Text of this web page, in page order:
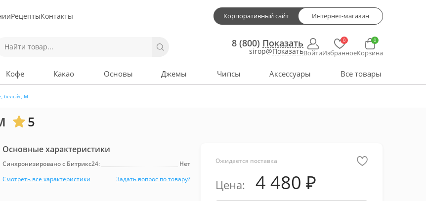
РецептыКонтакты Корпоративный сайт Интернет-магазин
8 (800) Показать
sirop@ПоказатьВойти
0
Избранное
0
Корзина
Кофе Какао Основы Джемы Чипсы Аксессуары Все товары
белый , М
5
Основные характеристики
Синхронизировано с Битрикс24:
Нет
Смотреть все характеристики
Задать вопрос по товару?
Ожидается поставка
Цена: 4 480